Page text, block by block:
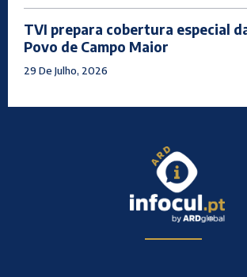
TVI prepara cobertura especial
Povo de Campo Maior
29 De Julho, 2026